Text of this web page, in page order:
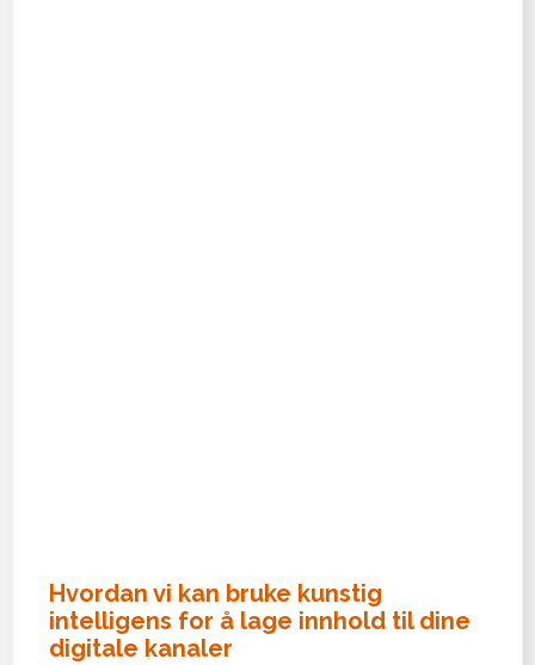
Hvordan vi kan bruke kunstig
intelligens for å lage innhold til dine
digitale kanaler